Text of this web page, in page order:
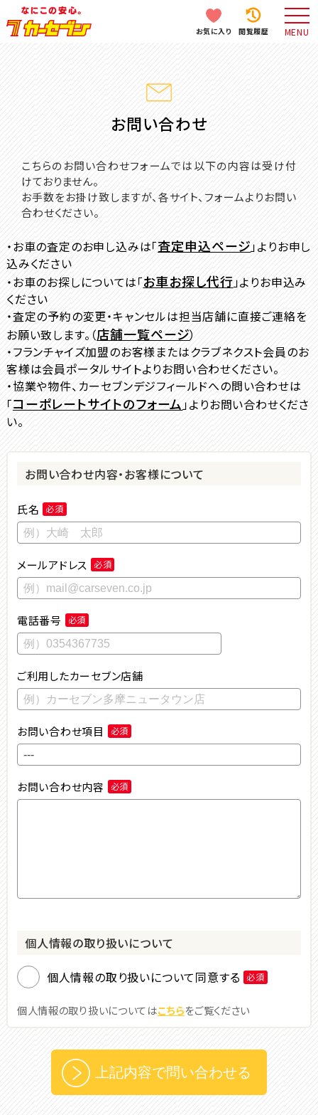
お気に入り 閲覧履歴 MENU
お問い合わせ
こちらのお問い合わせフォームでは以下の内容は受け付
けておりません。
お手数をお掛け致しますが、各サイト、フォームよりお問い
合わせください。
・お車の査定のお申し込みは「査定申込ページ」よりお申し
込みください
・お車のお探しについては「お車お探し代行」よりお申込み
ください
・査定の予約の変更・キャンセルは担当店舗に直接ご連絡を
お願い致します。（店舗一覧ページ）
・フランチャイズ加盟のお客様またはクラブネクスト会員のお
客様は会員ポータルサイトよりお問い合わせください。
・協業や物件、カーセブンデジフィールドへの問い合わせは
「コーポレートサイトのフォーム」よりお問い合わせくださ
い。
お問い合わせ内容・お客様について
氏名 必須
メールアドレス 必須
電話番号 必須
ご利用したカーセブン店舗
お問い合わせ項目 必須
お問い合わせ内容 必須
個⼈情報の取り扱いについて
個人情報の取り扱いについて同意する
必須
個⼈情報の取り扱いについてはこちらをご覧ください